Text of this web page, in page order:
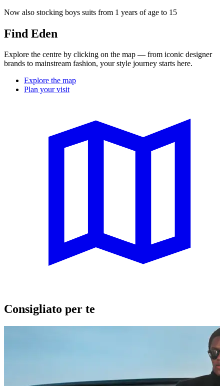
Now also stocking boys suits from 1 years of age to 15
Find Eden
Explore the centre by clicking on the map — from iconic designer
brands to mainstream fashion, your style journey starts here.
Explore the map
Plan your visit
Consigliato per te